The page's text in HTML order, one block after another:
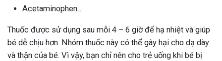
Acetaminophen…
Thuốc được sử dụng sau mỗi 4 – 6 giờ để hạ nhiệt và giúp
bé dễ chịu hơn. Nhóm thuốc này có thể gây hại cho dạ dày
và thận của bé. Vì vậy, bạn chỉ nên cho trẻ uống khi bé bị